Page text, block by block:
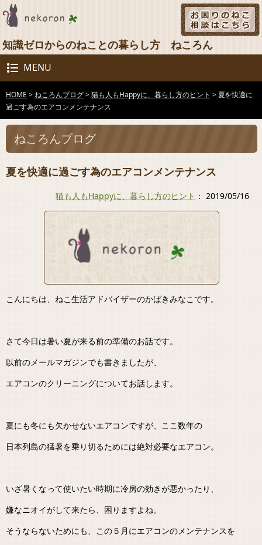
知識ゼロからのねことの暮らし方 ねころん
MENU
HOME >ねころんブログ>猫も人もHappyに、暮らし方のヒント >夏を快適に
過ごす為のエアコンメンテナンス
ねころんブログ
夏を快適に過ごす為のエアコンメンテナンス
猫も人もHappyに、暮らし方のヒント ： 2019/05/16
こんにちは、ねこ生活アドバイザーのかばきみなこです。
さて今日は暑い夏が来る前の準備のお話です。
以前のメールマガジンでも書きましたが、
エアコンのクリーニングについてお話します。
夏にも冬にも欠かせないエアコンですが、ここ数年の
日本列島の猛暑を乗り切るためには絶対必要なエアコン。
いざ暑くなって使いたい時期に冷房の効きが悪かったり、
嫌なニオイがして来たら、困りますよね。
そうならないためにも、この５月にエアコンのメンテナンスを